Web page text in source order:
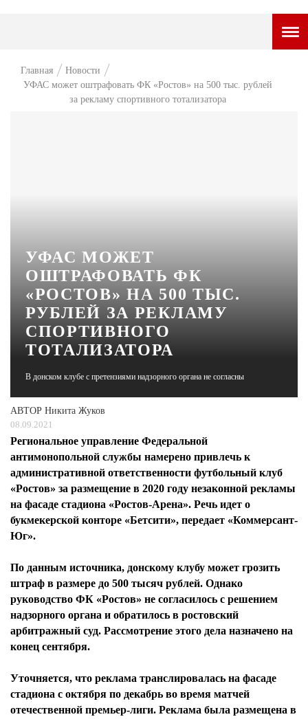
НОВОСТИ
КУЛЬТ ЕДЫ
АФИША
ЖУРНАЛ
Главная
Новости
УФАС может оштрафовать ФК «Ростов» на 500 тыс. рублей
за рекламу спортивного тотализатора
УФАС МОЖЕТ
ОШТРАФОВАТЬ ФК
«РОСТОВ» НА 500 ТЫС.
РУБЛЕЙ ЗА РЕКЛАМУ
СПОРТИВНОГО
ТОТАЛИЗАТОРА
В донском клубе с претензиями надзорного органа не согласны
АВТОР Никита Жуков
08.09.2021
Региональное управление Федеральной
антимонопольной службы намерено привлечь к
административной ответственности футбольный клуб
«Ростов» за размещение в 2020 году незаконной рекламы
на фасаде стадиона «Ростов-Арена». Речь идет о
букмекерской конторе «Бетсити», передает «Коммерсант-
Юг».
По данным источника, донскому клубу может грозить
штраф в размере до 500 тысяч рублей. Однако
руководство ФК «Ростов» не согласилось с решением
надзорного органа и обратилось в ростовский
арбитражный суд. Рассмотрение этого дела назначено на
конец сентября.
Уточняется, что реклама транслировалась на фасаде
стадиона с октября по декабрь во время матчей
отечественной премьер-лиги. Реклама была размещена в